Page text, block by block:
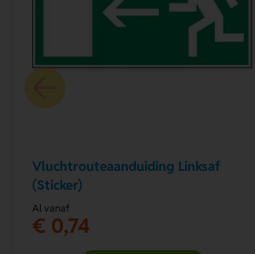
Vluchtrouteaanduiding Linksaf
(Sticker)
Al vanaf
€ 0,74